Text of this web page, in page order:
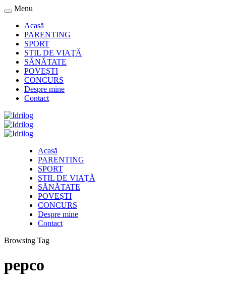
Menu
Acasă
PARENTING
SPORT
STIL DE VIAŢĂ
SĂNĂTATE
POVEŞTI
CONCURS
Despre mine
Contact
Acasă
PARENTING
SPORT
STIL DE VIAŢĂ
SĂNĂTATE
POVEŞTI
CONCURS
Despre mine
Contact
Browsing Tag
pepco